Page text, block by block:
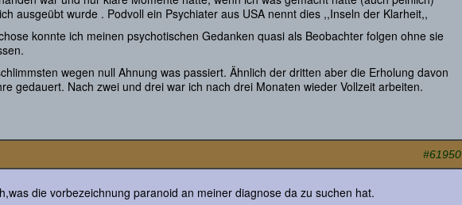
ausgeübt wurde . Podvoll ein Psychiater aus USA nennt dies ,,Inseln der Klarheit,,
konnte ich meinen psychotischen Gedanken quasi als Beobachter folgen ohne sie
wegen null Ahnung was passiert. Ähnlich der dritten aber die Erholung davon
gedauert. Nach zwei und drei war ich nach drei Monaten wieder Vollzeit arbeiten.
#61950
die vorbezeichnung paranoid an meiner diagnose da zu suchen hat.